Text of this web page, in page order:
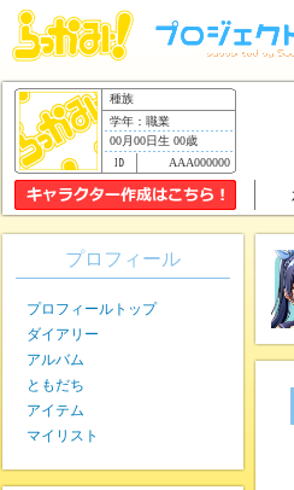
種族
学年：職業
00月00日生 00歳
AAA000000
プロフィール
プロフィールトップ
ダイアリー
アルバム
ともだち
アイテム
マイリスト